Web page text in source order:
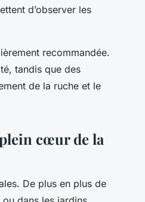
d’observer les
recommandée.
tandis que des
de la ruche et le
cœur de la
De plus en plus de